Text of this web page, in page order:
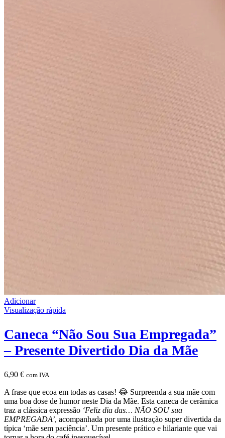
Adicionar
Visualização rápida
Caneca “Não Sou Sua Empregada”
– Presente Divertido Dia da Mãe
6,90 € com IVA
A frase que ecoa em todas as casas! 😂 Surpreenda a sua mãe com
uma boa dose de humor neste Dia da Mãe. Esta caneca de cerâmica
traz a clássica expressão ‘Feliz dia das… NÃO SOU sua
EMPREGADA’, acompanhada por uma ilustração super divertida da
típica ‘mãe sem paciência’. Um presente prático e hilariante que vai